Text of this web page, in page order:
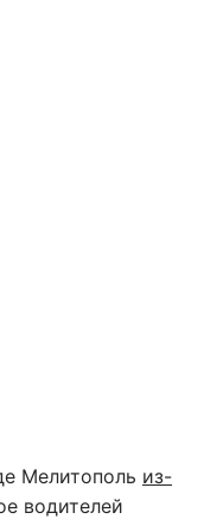
Мелитополь из-
водителей